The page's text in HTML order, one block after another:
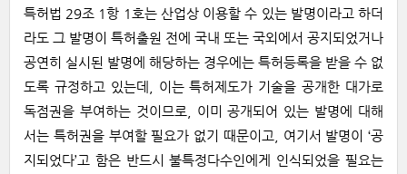
특허법 29조 1항 1호는 산업상 이용할 수 있는 발명이라고 하더
라도 그 발명이 특허출원 전에 국내 또는 국외에서 공지되었거나
공연히 실시된 발명에 해당하는 경우에는 특허등록을 받을 수 없
도록 규정하고 있는데, 이는 특허제도가 기술을 공개한 대가로
독점권을 부여하는 것이므로, 이미 공개되어 있는 발명에 대해
서는 특허권을 부여할 필요가 없기 때문이고, 여기서 발명이 ‘공
지되었다’고 함은 반드시 불특정다수인에게 인식되었을 필요는